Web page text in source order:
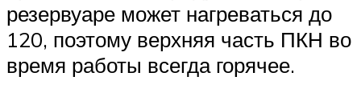
резервуаре может нагреваться до
120, поэтому верхняя часть ПКН во
время работы всегда горячее.